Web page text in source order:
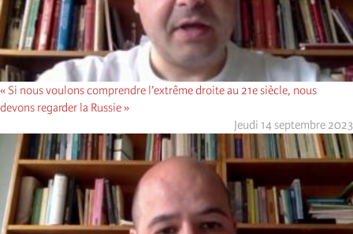
« Si nous voulons comprendre l’extrême droite au 21e siècle, nous
devons regarder la Russie »
Jeudi 14 septembre 2023